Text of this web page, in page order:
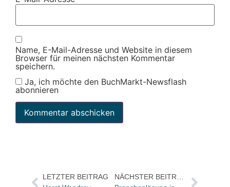
Name, E-Mail-Adresse und Website in diesem
Browser für meinen nächsten Kommentar
speichern.
Ja, ich möchte den BuchMarkt-Newsflash
abonnieren
LETZTER BEITRAG